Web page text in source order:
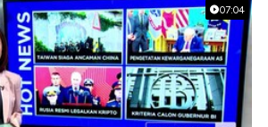
07:04